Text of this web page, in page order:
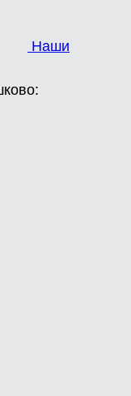
Наши